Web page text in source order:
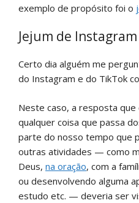
exemplo de propósito foi o
Jejum de
Certo dia alguém me
do Instagram e do TikTok
Neste caso, a resposta
qualquer coisa que passa
parte do nosso tempo que
outras atividades — como
Deus, na oração, com a
ou desenvolvendo alguma
estudo etc. — deveria ser